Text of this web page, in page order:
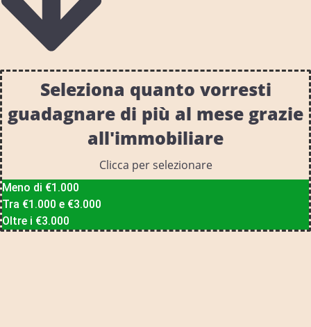
Seleziona quanto vorresti
guadagnare di più al mese grazie
all'immobiliare
Clicca per selezionare
Meno di €1.000
Tra €1.000 e €3.000
Oltre i €3.000